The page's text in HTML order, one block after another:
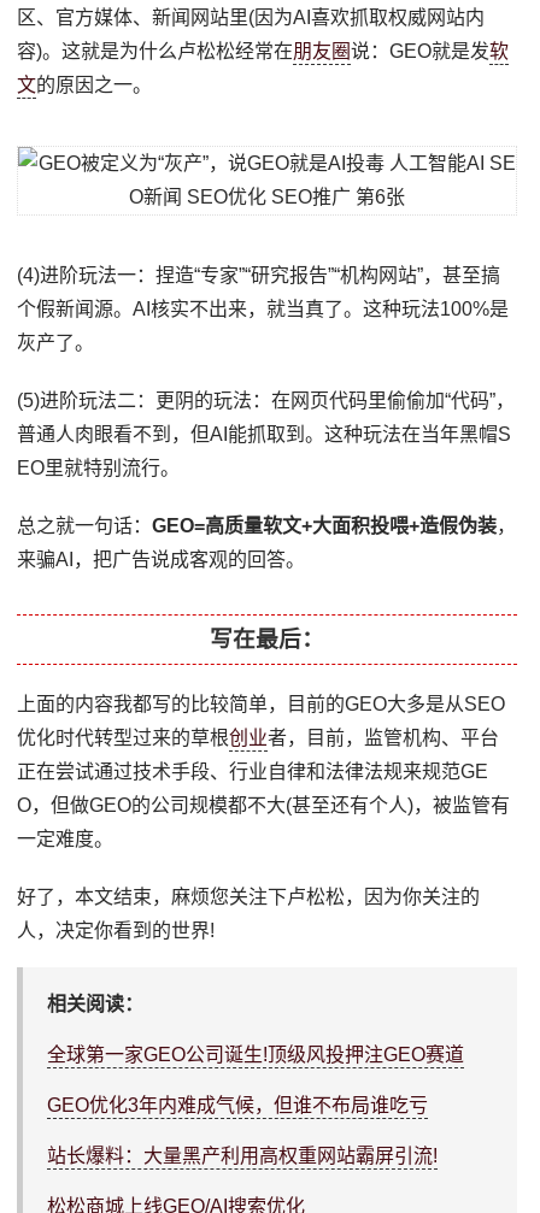
区、官方媒体、新闻网站里(因为AI喜欢抓取权威网站内
容)。这就是为什么卢松松经常在朋友圈说：GEO就是发软
文的原因之一。
(4)进阶玩法一：捏造“专家”“研究报告”“机构网站”，甚至搞
个假新闻源。AI核实不出来，就当真了。这种玩法100%是
灰产了。
(5)进阶玩法二：更阴的玩法：在网页代码里偷偷加“代码”，
普通人肉眼看不到，但AI能抓取到。这种玩法在当年黑帽S
EO里就特别流行。
总之就一句话：GEO=高质量软文+大面积投喂+造假伪装，
来骗AI，把广告说成客观的回答。
写在最后：
上面的内容我都写的比较简单，目前的GEO大多是从SEO
优化时代转型过来的草根创业者，目前，监管机构、平台
正在尝试通过技术手段、行业自律和法律法规来规范GE
O，但做GEO的公司规模都不大(甚至还有个人)，被监管有
一定难度。
好了，本文结束，麻烦您关注下卢松松，因为你关注的
人，决定你看到的世界!
相关阅读：
全球第一家GEO公司诞生!顶级风投押注GEO赛道
GEO优化3年内难成气候，但谁不布局谁吃亏
站长爆料：大量黑产利用高权重网站霸屏引流!
松松商城上线GEO/AI搜索优化